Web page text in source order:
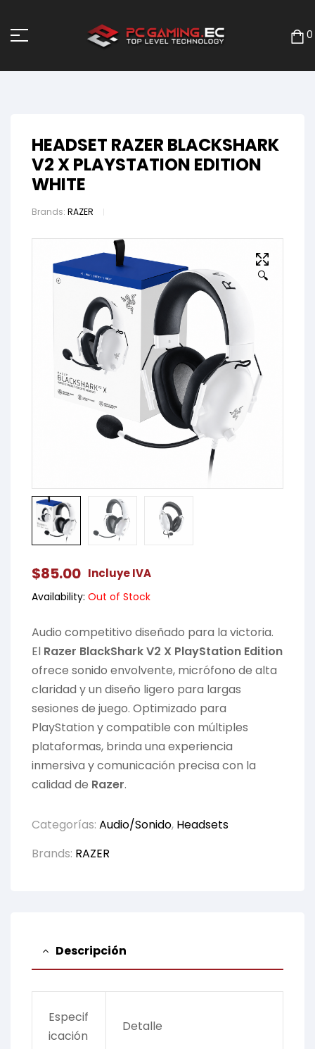
0
HEADSET RAZER BLACKSHARK
V2 X PLAYSTATION EDITION
WHITE
Brands: RAZER
🔍
$85.00 Incluye IVA
Availability: Out of Stock
Audio competitivo diseñado para la victoria.
El Razer BlackShark V2 X PlayStation Edition
ofrece sonido envolvente, micrófono de alta
claridad y un diseño ligero para largas
sesiones de juego. Optimizado para
PlayStation y compatible con múltiples
plataformas, brinda una experiencia
inmersiva y comunicación precisa con la
calidad de Razer.
Categorías: Audio/Sonido, Headsets
Brands: RAZER
Descripción
Especif
icación
Detalle